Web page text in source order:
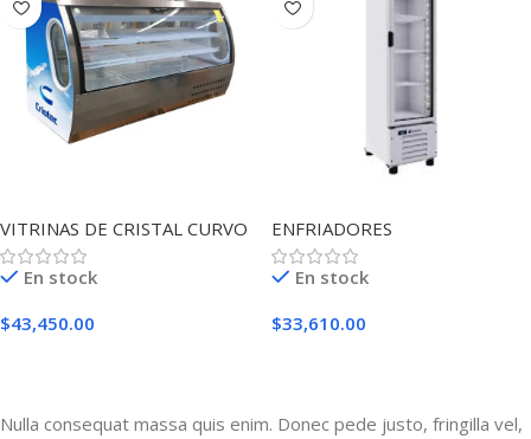
VITRINAS DE CRISTAL CURVO
En stock
$43,450.00
ENFRIADORES
En stock
$33,610.00
Nulla consequat massa quis enim. Donec pede justo, fringilla vel,